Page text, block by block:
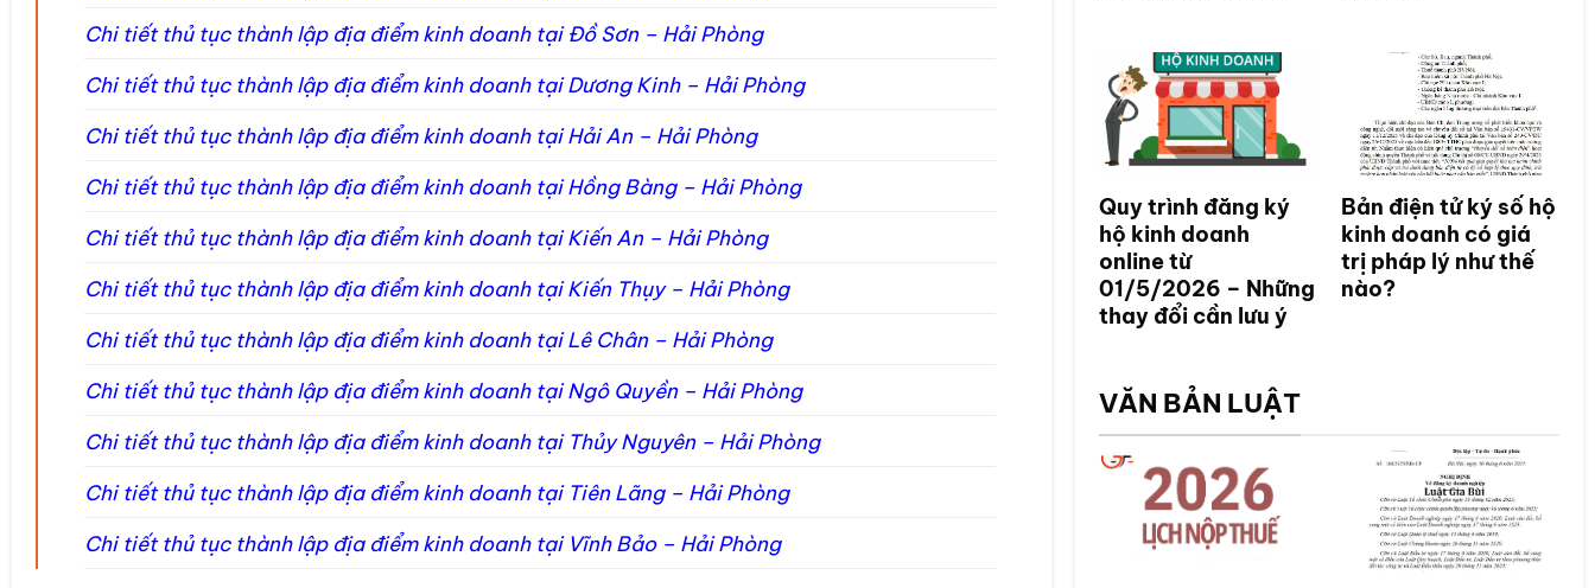
Chi tiết thủ tục thành lập địa điểm kinh doanh tại Đồ Sơn – Hải Phòng
Chi tiết thủ tục thành lập địa điểm kinh doanh tại Dương Kinh – Hải Phòng
Chi tiết thủ tục thành lập địa điểm kinh doanh tại Hải An – Hải Phòng
Chi tiết thủ tục thành lập địa điểm kinh doanh tại Hồng Bàng – Hải Phòng
Chi tiết thủ tục thành lập địa điểm kinh doanh tại Kiến An – Hải Phòng
Chi tiết thủ tục thành lập địa điểm kinh doanh tại Kiến Thụy – Hải Phòng
Chi tiết thủ tục thành lập địa điểm kinh doanh tại Lê Chân – Hải Phòng
Chi tiết thủ tục thành lập địa điểm kinh doanh tại Ngô Quyền – Hải Phòng
Chi tiết thủ tục thành lập địa điểm kinh doanh tại Thủy Nguyên – Hải Phòng
Chi tiết thủ tục thành lập địa điểm kinh doanh tại Tiên Lãng – Hải Phòng
Chi tiết thủ tục thành lập địa điểm kinh doanh tại Vĩnh Bảo – Hải Phòng
Quy trình đăng ký
hộ kinh doanh
online từ
01/5/2026 – Những
thay đổi cần lưu ý
Bản điện tử ký số hộ
kinh doanh có giá
trị pháp lý như thế
nào?
VĂN BẢN LUẬT